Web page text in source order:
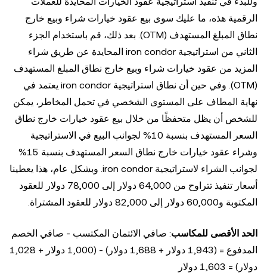
الرقمية هذه، ما عليك سوى بيع عقود خيارات شراء وبيع خارج
نطاق المبلغ المستهدف (OTM). بعد ذلك، قم باستخدام الجزء
الثاني من استراتيجية iron condor المحايدة عن طريق شراء
المزيد من عقود خيارات شراء وبيع خارج نطاق المبلغ المستهدف
(OTM). وفي حين أن نطاق استراتيجية iron condor يعتمد في
نهاية المطاف على المستوى الشخصي في تحمل المخاطر، يمكن
للشخص أن يظل متحفظًا من خلال بيع عقود خيارات خارج نطاق
السعر المستهدف بنسبة 10% لجوانب البيع في الاستراتيجية
وشراء عقود خيارات خارج نطاق السعر المستهدف بنسبة 15%
لجوانب الشراء لاستراتيجية iron condor. وبشكل عام، هذا يعطينا
أسعار تنفيذ تتراوح من 64,000 دولار إلى 78,000 دولار للعقود
المكتوبة و60,000 دولار إلى 82,000 دولار للعقود المشتراة.
الحد الأقصى للمكاسب: صافي الائتمان المكتسب - صافي الخصم
المدفوع = (1,943 دولار + 1,688 دولار) - (1,000 دولار + 1,028
دولار) = 1,603 دولار